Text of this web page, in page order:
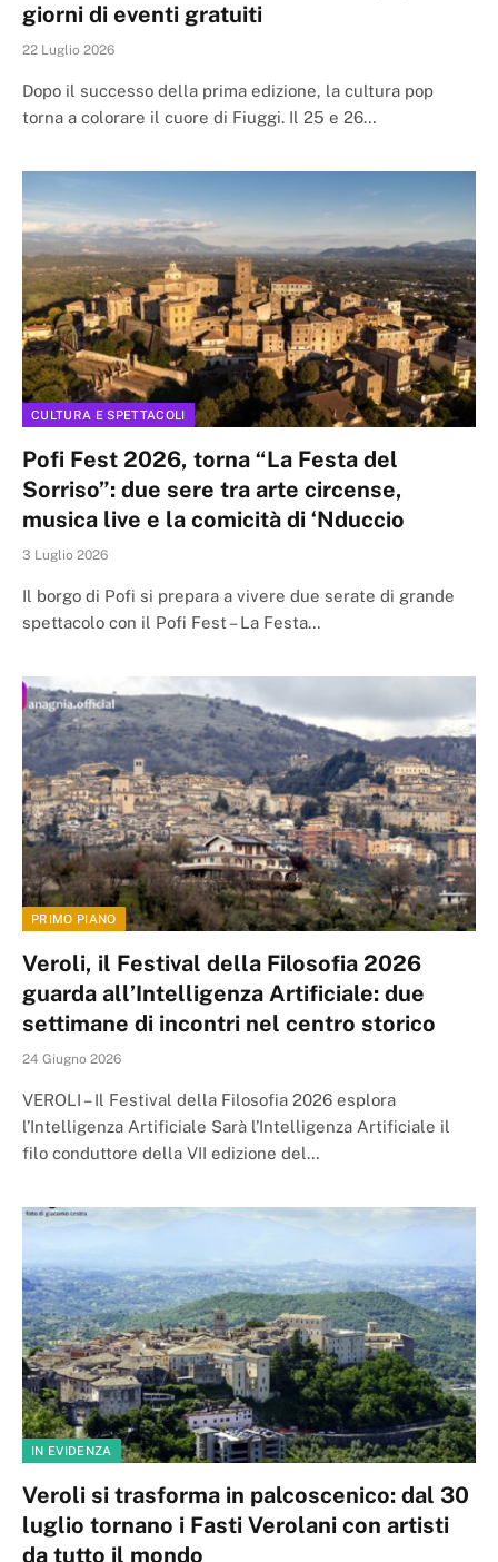
giorni di eventi gratuiti
22 Luglio 2026
Dopo il successo della prima edizione, la cultura pop
torna a colorare il cuore di Fiuggi. Il 25 e 26…
CULTURA E SPETTACOLI
Pofi Fest 2026, torna “La Festa del
Sorriso”: due sere tra arte circense,
musica live e la comicità di ‘Nduccio
3 Luglio 2026
Il borgo di Pofi si prepara a vivere due serate di grande
spettacolo con il Pofi Fest – La Festa…
PRIMO PIANO
Veroli, il Festival della Filosofia 2026
guarda all’Intelligenza Artificiale: due
settimane di incontri nel centro storico
24 Giugno 2026
VEROLI – Il Festival della Filosofia 2026 esplora
l’Intelligenza Artificiale Sarà l’Intelligenza Artificiale il
filo conduttore della VII edizione del…
IN EVIDENZA
Veroli si trasforma in palcoscenico: dal 30
luglio tornano i Fasti Verolani con artisti
da tutto il mondo